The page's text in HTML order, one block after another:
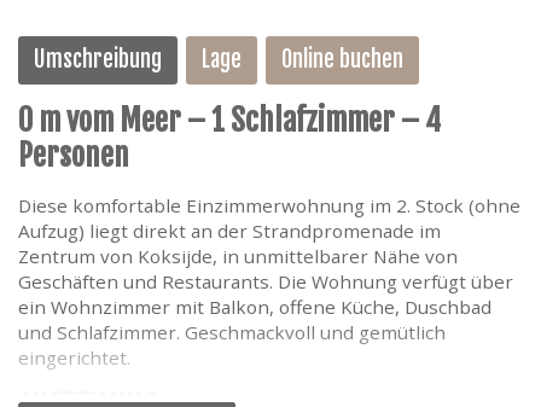
Umschreibung Lage Online buchen
0 m vom Meer – 1 Schlafzimmer – 4
Personen
Diese komfortable Einzimmerwohnung im 2. Stock (ohne
Aufzug) liegt direkt an der Strandpromenade im
Zentrum von Koksijde, in unmittelbarer Nähe von
Geschäften und Restaurants. Die Wohnung verfügt über
ein Wohnzimmer mit Balkon, offene Küche, Duschbad
und Schlafzimmer. Geschmackvoll und gemütlich
eingerichtet.